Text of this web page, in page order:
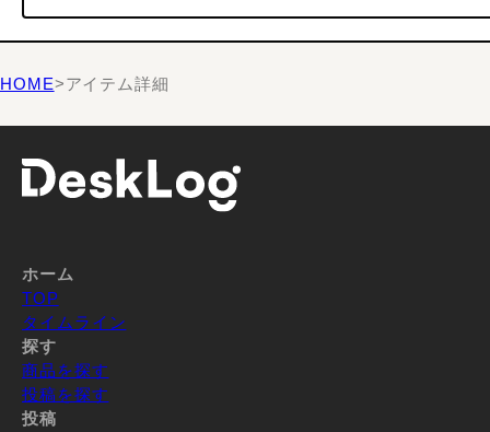
HOME>アイテム詳細
ホーム
TOP
タイムライン
探す
商品を探す
投稿を探す
投稿